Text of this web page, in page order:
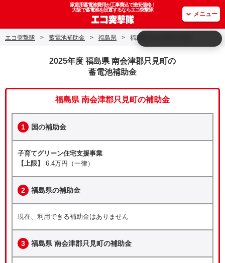
家庭用蓄電池費用が工事費込で激安価格！
大阪で蓄電池を設置するならエコ突撃隊
メニュー
エコ突撃隊 > 蓄電池補助金 > 福島県 > 福島県 南会津郡只見町
2025年度 福島県 南会津郡只見町の
蓄電池補助金
福島県 南会津郡只見町の補助金
1 国の補助金
子育てグリーン住宅支援事業
【上限】
6.4万円（一律）
2 福島県の補助金
現在、利用できる補助金はありません
3 福島県 南会津郡只見町の補助金